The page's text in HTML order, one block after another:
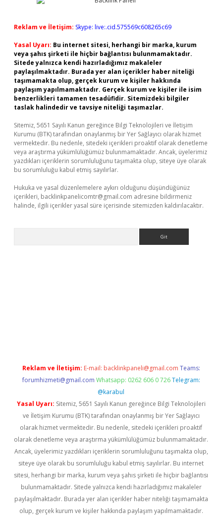
Reklam ve İletişim: Skype: live:.cid.575569c608265c69
Yasal Uyarı: Bu internet sitesi, herhangi bir marka, kurum
veya şahıs şirketi ile hiçbir bağlantısı bulunmamaktadır.
Sitede yalnızca kendi hazırladığımız makaleler
paylaşılmaktadır. Burada yer alan içerikler haber niteliği
taşımamakta olup, gerçek kurum ve kişiler hakkında
paylaşım yapılmamaktadır. Gerçek kurum ve kişiler ile isim
benzerlikleri tamamen tesadüfidir. Sitemizdeki bilgiler
taslak halindedir ve tavsiye niteliği taşımazlar.
Sitemiz, 5651 Sayılı Kanun gereğince Bilgi Teknolojileri ve İletişim
Kurumu (BTK) tarafından onaylanmış bir Yer Sağlayıcı olarak hizmet
vermektedir. Bu nedenle, sitedeki içerikleri proaktif olarak denetleme
veya araştırma yükümlülüğümüz bulunmamaktadır. Ancak, üyelerimiz
yazdıkları içeriklerin sorumluluğunu taşımakta olup, siteye üye olarak
bu sorumluluğu kabul etmiş sayılırlar.
Hukuka ve yasal düzenlemelere aykırı olduğunu düşündüğünüz
içerikleri, backlinkpanelicomtr@gmail.com adresine bildirmeniz
halinde, ilgili içerikler yasal süre içerisinde sitemizden kaldırılacaktır.
Reklam ve İletişim: E-mail: backlinkpaneli@gmail.com Teams:
forumhizmeti@gmail.com Whatsapp: 0262 606 0 726 Telegram:
@karabul
Yasal Uyarı: Sitemiz, 5651 Sayılı Kanun gereğince Bilgi Teknolojileri
ve İletişim Kurumu (BTK) tarafından onaylanmış bir Yer Sağlayıcı
olarak hizmet vermektedir. Bu nedenle, sitedeki içerikleri proaktif
olarak denetleme veya araştırma yükümlülüğümüz bulunmamaktadır.
Ancak, üyelerimiz yazdıkları içeriklerin sorumluluğunu taşımakta olup,
siteye üye olarak bu sorumluluğu kabul etmiş sayılırlar. Bu internet
sitesi, herhangi bir marka, kurum veya şahıs şirketi ile hiçbir bağlantısı
bulunmamaktadır. Sitede yalnızca kendi hazırladığımız makaleler
paylaşılmaktadır. Burada yer alan içerikler haber niteliği taşımamakta
olup, gerçek kurum ve kişiler hakkında paylaşım yapılmamaktadır.